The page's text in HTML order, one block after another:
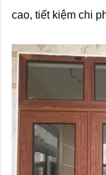
cao, tiết kiệm chi